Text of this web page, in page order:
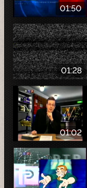
01:50
01:28
01:02